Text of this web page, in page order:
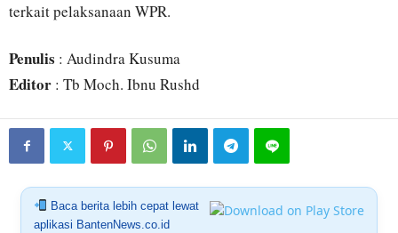
terkait pelaksanaan WPR.
Penulis : Audindra Kusuma
Editor : Tb Moch. Ibnu Rushd
Baca berita lebih cepat lewat
aplikasi BantenNews.co.id